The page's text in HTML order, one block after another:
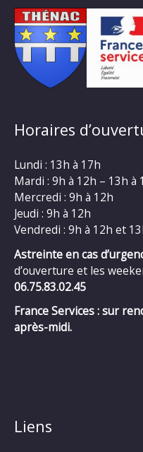
Horaires
Lundi : 13h à 17h
Mardi : 9h à 12h – 13h à
Mercredi : 9h à 12h
Jeudi : 9h à 12h
Vendredi : 9h à 12h et
Astreinte en cas
d’ouverture et les
06.75.83.02.45
France Services : sur
après-midi.
Liens